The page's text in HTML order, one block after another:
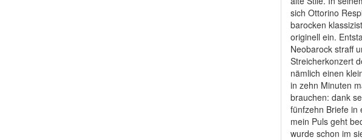
sich Ottorino
barocken
originell ein.
Neobarock straff
Streicherkonzert
nämlich einen
in zehn Minuten
brauchen: dank
fünfzehn Briefe in
mein Puls geht
wurde schon im